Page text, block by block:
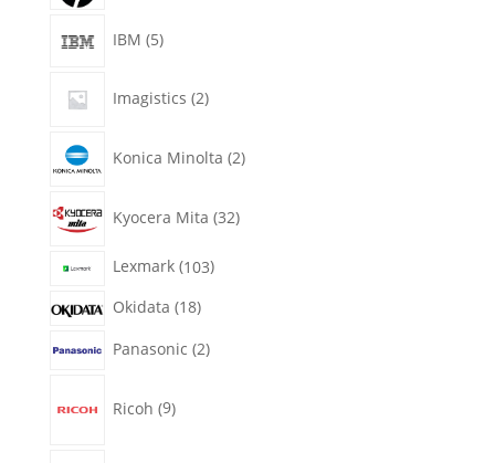
IBM 5
productos
Imagistics 2
productos
Konica Minolta 2
productos
Kyocera Mita 32
productos
Lexmark 103103
Okidata 1818
Panasonic 22
Ricoh 9productos